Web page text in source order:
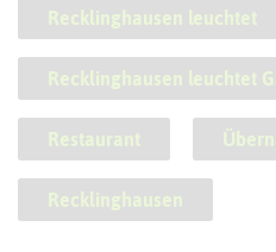
Recklinghausen leuchtet
Recklinghausen leuchtet
Restaurant
Recklinghausen